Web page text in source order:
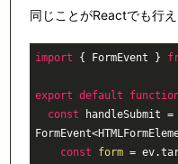
同じことがReactでも行え
import { FormEvent }
export default
const handleSubmit =
const
form =